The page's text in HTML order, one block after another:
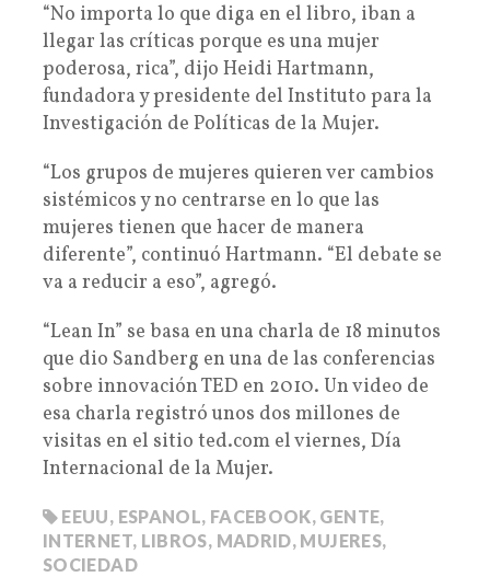
“No importa lo que diga en el libro, iban a
llegar las críticas porque es una mujer
poderosa, rica”, dijo Heidi Hartmann,
fundadora y presidente del Instituto para la
Investigación de Políticas de la Mujer.
“Los grupos de mujeres quieren ver cambios
sistémicos y no centrarse en lo que las
mujeres tienen que hacer de manera
diferente”, continuó Hartmann. “El debate se
va a reducir a eso”, agregó.
“Lean In” se basa en una charla de 18 minutos
que dio Sandberg en una de las conferencias
sobre innovación TED en 2010. Un video de
esa charla registró unos dos millones de
visitas en el sitio ted.com el viernes, Día
Internacional de la Mujer.
EEUU, ESPANOL, FACEBOOK, GENTE,
INTERNET, LIBROS, MADRID, MUJERES,
SOCIEDAD